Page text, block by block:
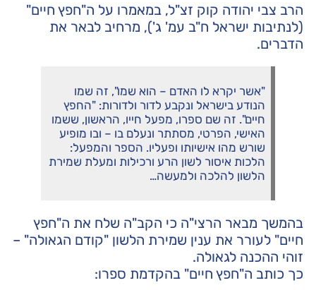
הרב צבי יהודה קוק זצ"ל, במאמרו על ה"חפץ חיים"
(לנתיבות ישראל ח"ב עמ' ג'), מרחיב לבאר את
הדברים.
"אשר יקרא לו האדם – הוא שמו", זה שמו
הנודע בישראל ונקבע לדור ולדורות: "החפץ
חיים". זה שם ספרו, מפעל חייו, הראשון, ששמו
האישי, הפרטי, מסתתר ונעלם בו – ובו מופיע
שורש מהו אישיותו ופעליו. הספר והמפעל:
הלכות איסור לשון הרע ורכילות ומעלת שמירת
הלשון להלכה ולמעשה…
בהמשך מבאר הרצי"ה כי הקב"ה שלח את ה"חפץ
חיים" לעורר את ענין שמירת הלשון "קודם הגאולה" –
זוהי ההכנה לגאולה.
כך כותב ה"חפץ חיים" בהקדמת ספרו: